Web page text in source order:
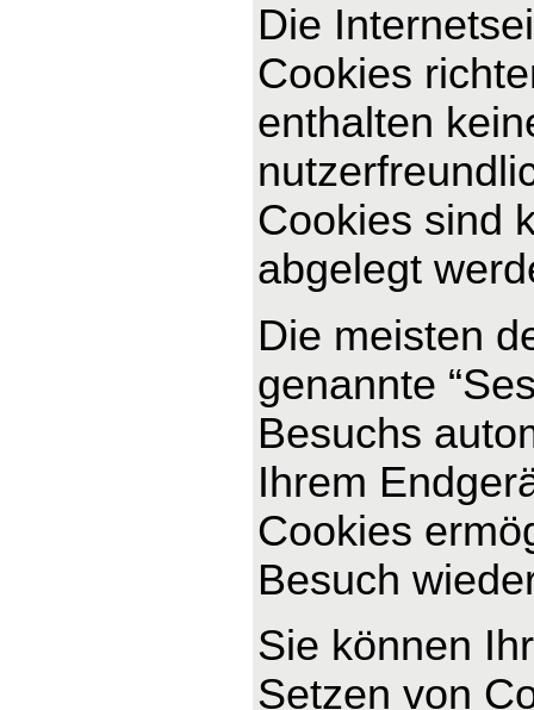
Die
Cookies
enthalten
Cookies sind
abgelegt
Die meisten
genannte
Besuchs
Ihrem
Cookies
Besuch
Sie können
Setzen von